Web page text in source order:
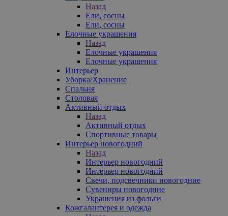
Назад
Ели, сосны
Ели, сосны
Елочные украшения
Назад
Елочные украшения
Елочные украшения
Интерьер
Уборка/Хранение
Спальня
Столовая
Активный отдых
Назад
Активный отдых
Спортивные товары
Интерьер новогодний
Назад
Интерьер новогодний
Интерьер новогодний
Свечи, подсвечники новогодние
Сувениры новогодние
Украшения из фольги
Кожгалантерея и одежда